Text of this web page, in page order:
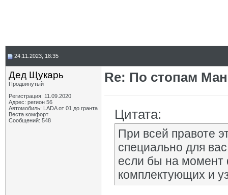
24.11.2023, 18:35
Дед Щукарь
Продвинутый
Регистрация: 11.09.2020
Адрес: регион 56
Автомобиль: LADA от 01 до гранта
Веста комфорт
Сообщений: 548
Re: По стопам
Цитата:
При всей правоте
специально для
если бы на момент
комплектующих и